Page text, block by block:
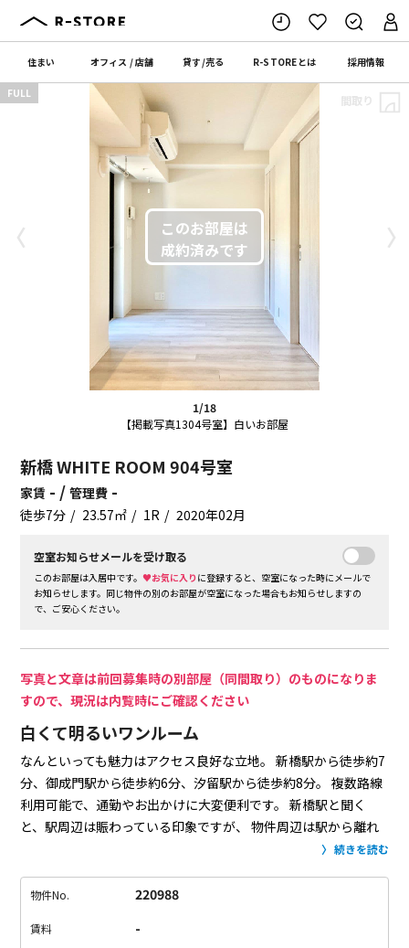
住まい オフィス /店舗 貸す/売る R-STOREとは 採用情報
1/18
【掲載写真1304号室】白いお部屋
〈 〉
FULL 間取り
新橋 WHITE ROOM 904号室
家賃 - /管理費 -
徒歩7分 23.57㎡ 1R 2020年02月
空室お知らせメールを受け取る
このお部屋は入居中です。♥お気に入り に登録すると、空室になった時にメールで
お知らせします。同じ物件の別のお部屋が空室になった場合もお知らせしますの
で、ご安心ください。
写真と文章は前回募集時の別部屋（同間取り）のものになりま
すので、現況は内覧時にご確認ください
白くて明るいワンルーム
なんといっても魅力はアクセス良好な立地。 新橋駅から徒歩約7
分、御成門駅から徒歩約6分、汐留駅から徒歩約8分。 複数路線
利用可能で、通勤やお出かけに大変便利です。
新橋駅と聞く
と、駅周辺は賑わっている印象ですが、 物件周辺は駅から離れ
お部屋は、白×ベージュの
いのが嬉しいポイント。コンパクトなお部屋ですが、
充実していて、快適にお過ごし頂けます。
続きを読む
物件No. 220988
賃料 -